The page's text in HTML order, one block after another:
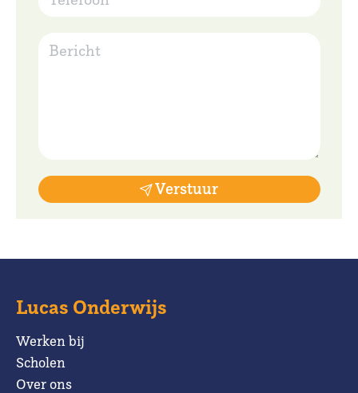
Verstuur
Lucas Onderwijs
Werken bij
Scholen
Over ons